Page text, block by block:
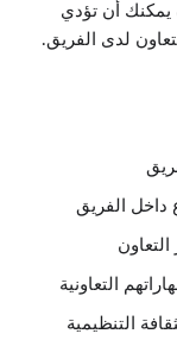
يمكنك أن تؤدي
لدى الفريق.
داخل الفريق
التعاونية
التنظيمية